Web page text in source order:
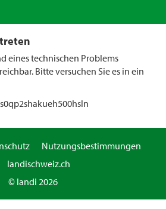
eines technischen Problems
Bitte versuchen Sie es in ein
Nutzungsbestimmungen
landischweiz.ch
© landi 2026